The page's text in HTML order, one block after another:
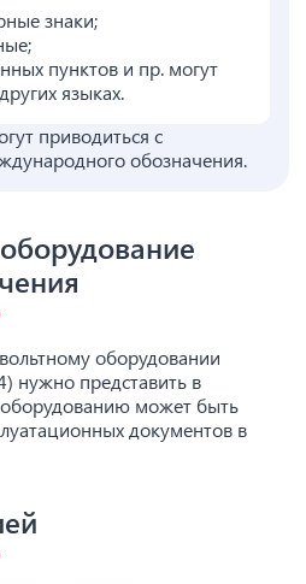
знаки;
пунктов и пр. могут
языках.
приводиться с
обозначения.
оборудовании
нужно представить в
может быть
документов в